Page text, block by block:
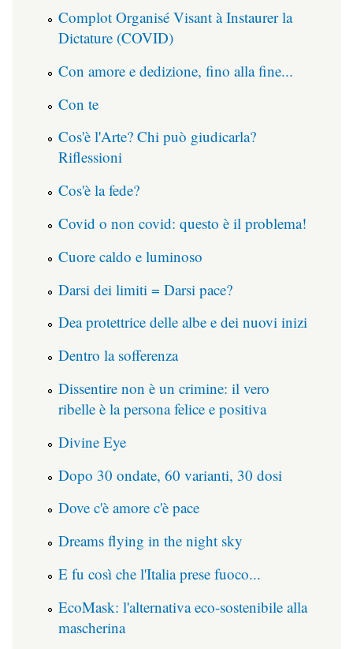
Complot Organisé Visant à Instaurer la
Dictature (COVID)
Con amore e dedizione, fino alla fine...
Con te
Cos'è l'Arte? Chi può giudicarla?
Riflessioni
Cos'è la fede?
Covid o non covid: questo è il problema!
Cuore caldo e luminoso
Darsi dei limiti = Darsi pace?
Dea protettrice delle albe e dei nuovi inizi
Dentro la sofferenza
Dissentire non è un crimine: il vero
ribelle è la persona felice e positiva
Divine Eye
Dopo 30 ondate, 60 varianti, 30 dosi
Dove c'è amore c'è pace
Dreams flying in the night sky
E fu così che l'Italia prese fuoco...
EcoMask: l'alternativa eco-sostenibile alla
mascherina